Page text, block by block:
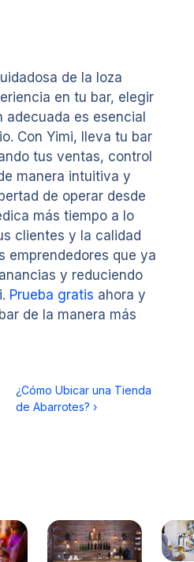
de la loza
en tu bar, elegir
adecuada es esencial
Con Yimi, lleva tu bar
tus ventas, control
manera intuitiva y
de operar desde
más tiempo a lo
clientes y la calidad
emprendedores que ya
y reduciendo
Prueba gratis ahora y
de la manera más
¿Cómo Ubicar una Tienda
de Abarrotes? ›